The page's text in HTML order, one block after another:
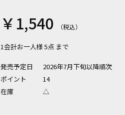
￥1,540
1会計お一人様 5点 まで
発売予定日
2026年7月下旬以降順次
ポイント
14
在庫
△